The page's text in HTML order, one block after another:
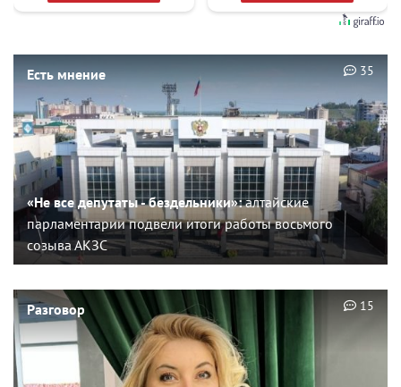
Есть мнение
«Не все депутаты - бездельники»:алтайские
парламентарии подвели итоги работы восьмого
созыва АКЗС
35
Разговор 15